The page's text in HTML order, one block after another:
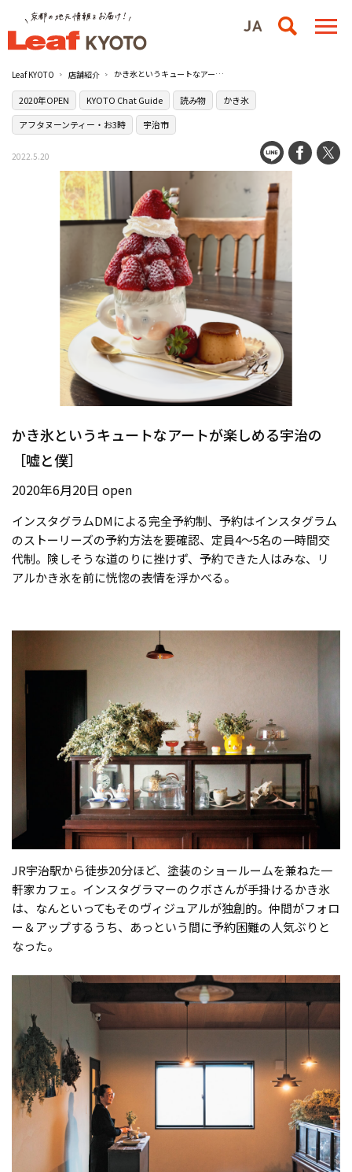
Leaf KYOTO 店舗紹介 かき氷というキュートなアートが楽しめる宇治の［嘘と僕］
2020年OPEN KYOTO Chat Guide 読み物
かき氷
アフタヌーンティー・お3時
宇治市
2022.5.20
かき氷というキュートなアートが楽しめる宇治の
［嘘と僕］
2020年6月20日 open
インスタグラムDMによる完全予約制、予約はインスタグラム
のストーリーズの予約方法を要確認、定員4〜5名の一時間交
代制。険しそうな道のりに挫けず、予約できた人はみな、リ
アルかき氷を前に恍惚の表情を浮かべる。
JR宇治駅から徒歩20分ほど、塗装のショールームを兼ねた一
軒家カフェ。インスタグラマーのクボさんが手掛けるかき氷
は、なんといってもそのヴィジュアルが独創的。仲間がフォロ
ー＆アップするうち、あっという間に予約困難の人気ぶりと
なった。